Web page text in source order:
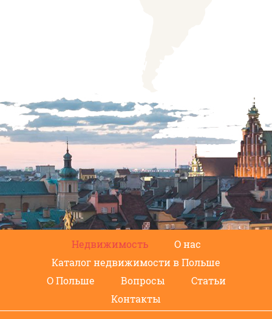
Недвижимость
О нас
Каталог недвижимости в Польше
О Польше
Вопросы
Статьи
Контакты